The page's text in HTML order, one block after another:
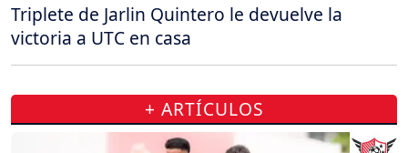
Triplete de Jarlin Quintero le devuelve la
victoria a UTC en casa
+ ARTÍCULOS